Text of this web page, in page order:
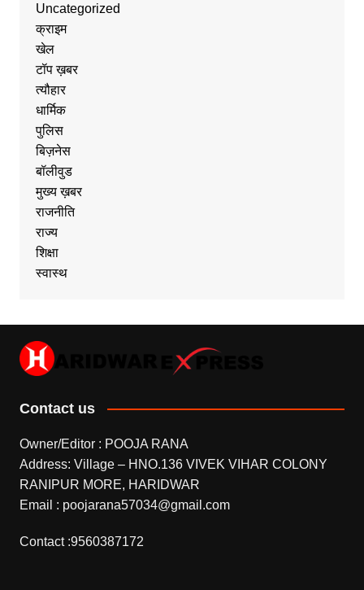
Uncategorized
क्राइम
खेल
टॉप ख़बर
त्यौहार
धार्मिक
पुलिस
बिज़नेस
बॉलीवुड
मुख्य ख़बर
राजनीति
राज्य
शिक्षा
स्वास्थ
Contact us
Owner/Editor : POOJA RANA
Address: Village – HNO.136 VIVEK VIHAR COLONY
RANIPUR MORE, HARIDWAR
Email : poojarana57034@gmail.com
Contact :9560387172